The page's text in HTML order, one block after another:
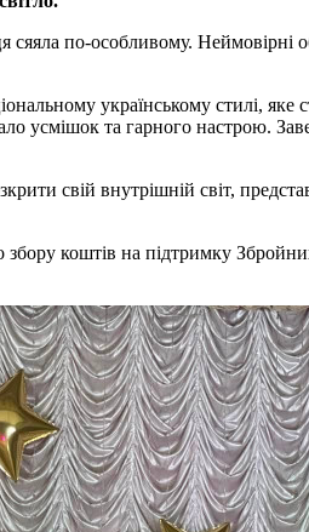
по-особливому. Неймовірні
українському стилі,
усмішок та гарного настрою.
свій внутрішній світ,
коштів на підтримку